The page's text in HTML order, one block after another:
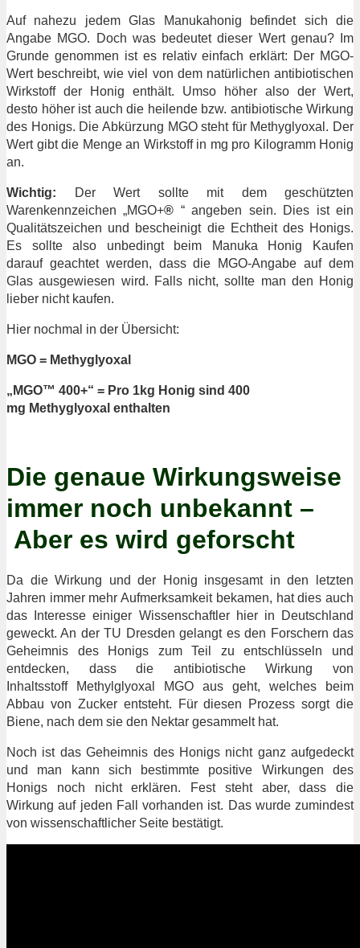
Auf nahezu jedem Glas Manukahonig befindet sich die
Angabe MGO. Doch was bedeutet dieser Wert genau? Im
Grunde genommen ist es relativ einfach erklärt: Der MGO-
Wert beschreibt, wie viel von dem natürlichen antibiotischen
Wirkstoff der Honig enthält. Umso höher also der Wert,
desto höher ist auch die heilende bzw. antibiotische Wirkung
des Honigs. Die Abkürzung MGO steht für Methyglyoxal. Der
Wert gibt die Menge an Wirkstoff in mg pro Kilogramm Honig
an.
Wichtig: Der Wert sollte mit dem geschützten
Warenkennzeichen „MGO+® “ angeben sein. Dies ist ein
Qualitätszeichen und bescheinigt die Echtheit des Honigs.
Es sollte also unbedingt beim Manuka Honig Kaufen
darauf geachtet werden, dass die MGO-Angabe auf dem
Glas ausgewiesen wird. Falls nicht, sollte man den Honig
lieber nicht kaufen.
Hier nochmal in der Übersicht:
MGO = Methyglyoxal
„MGO™ 400+“ = Pro 1kg Honig sind 400
mg Methyglyoxal enthalten
Die genaue Wirkungsweise
immer noch unbekannt –
Aber es wird geforscht
Da die Wirkung und der Honig insgesamt in den letzten
Jahren immer mehr Aufmerksamkeit bekamen, hat dies auch
das Interesse einiger Wissenschaftler hier in Deutschland
geweckt. An der TU Dresden gelangt es den Forschern das
Geheimnis des Honigs zum Teil zu entschlüsseln und
entdecken, dass die antibiotische Wirkung von
Inhaltsstoff Methylglyoxal MGO aus geht, welches beim
Abbau von Zucker entsteht. Für diesen Prozess sorgt die
Biene, nach dem sie den Nektar gesammelt hat.
Noch ist das Geheimnis des Honigs nicht ganz aufgedeckt
und man kann sich bestimmte positive Wirkungen des
Honigs noch nicht erklären. Fest steht aber, dass die
Wirkung auf jeden Fall vorhanden ist. Das wurde zumindest
von wissenschaftlicher Seite bestätigt.